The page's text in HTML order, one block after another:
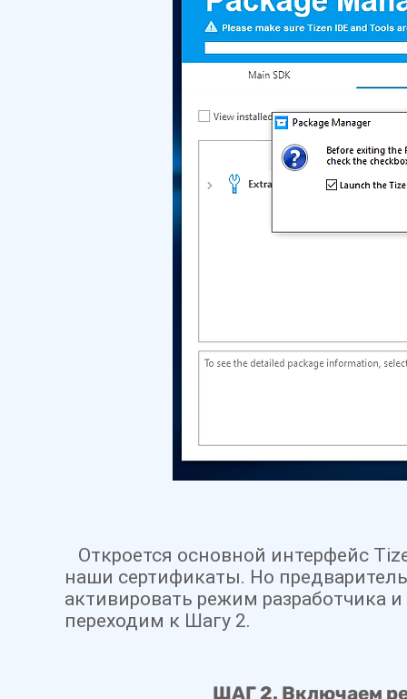
Откроется основной интерфейс
наши сертификаты. Но
активировать режим
переходим к Шагу 2.
ШАГ 2. Включаем